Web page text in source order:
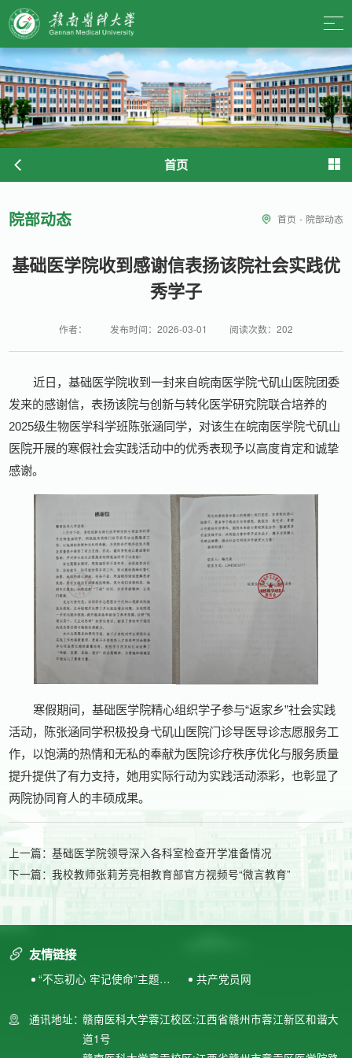
首页
院部动态 首页 - 院部动态
基础医学院收到感谢信表扬该院社会实践优
秀学子
作者： 发布时间：2026-03-01 阅读次数： 202
近日，基础医学院收到一封来自皖南医学院弋矶山医院团委
发来的感谢信，表扬该院与创新与转化医学研究院联合培养的
2025级生物医学科学班陈张涵同学，对该生在皖南医学院弋矶山
医院开展的寒假社会实践活动中的优秀表现予以高度肯定和诚挚
感谢。
寒假期间，基础医学院精心组织学子参与“返家乡”社会实践
活动，陈张涵同学积极投身弋矶山医院门诊导医导诊志愿服务工
作，以饱满的热情和无私的奉献为医院诊疗秩序优化与服务质量
提升提供了有力支持，她用实际行动为实践活动添彩，也彰显了
两院协同育人的丰硕成果。
上一篇：基础医学院领导深入各科室检查开学准备情况
下一篇：我校教师张莉芳亮相教育部官方视频号“微言教育”
友情链接
“不忘初心 牢记使命”主题教
共产党员网
通讯地址：赣南医科大学蓉江校区:江西省赣州市蓉江新区和谐大
道1号